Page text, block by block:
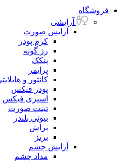
فروشگاه
آرایشی
آرایش صورت
کرم پودر
رژ گونه
پنکک
پرایمر
کانتور و هایلایتر
پودر فیکس
اسپری فیکس
تینت صورت
بیوتی بلندر
براش
برنز
آرایش چشم
مداد چشم